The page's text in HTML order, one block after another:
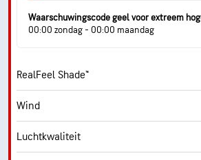
Waarschuwingscode geel voor extreem
00:00 zondag - 00:00 maandag
RealFeel Shade™
Wind
Luchtkwaliteit